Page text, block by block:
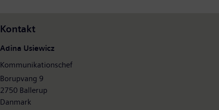
Kontakt
Adina Usiewicz
Kommunikationschef
Borupvang 9
2750 Ballerup
Danmark